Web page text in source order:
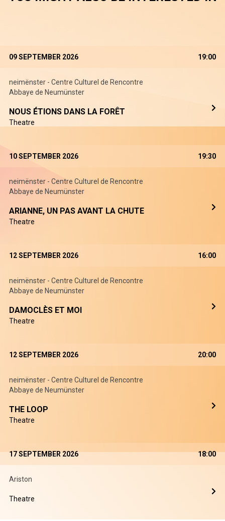
09 SEPTEMBER 2026 19:00
neimënster - Centre Culturel de Rencontre
Abbaye de Neumünster
NOUS ÉTIONS DANS LA FORÊT
Theatre
10 SEPTEMBER 2026 19:30
neimënster - Centre Culturel de Rencontre
Abbaye de Neumünster
ARIANNE, UN PAS AVANT LA CHUTE
Theatre
12 SEPTEMBER 2026 16:00
neimënster - Centre Culturel de Rencontre
Abbaye de Neumünster
DAMOCLÈS ET MOI
Theatre
12 SEPTEMBER 2026 20:00
neimënster - Centre Culturel de Rencontre
Abbaye de Neumünster
THE LOOP
Theatre
17 SEPTEMBER 2026 18:00
Ariston
Theatre